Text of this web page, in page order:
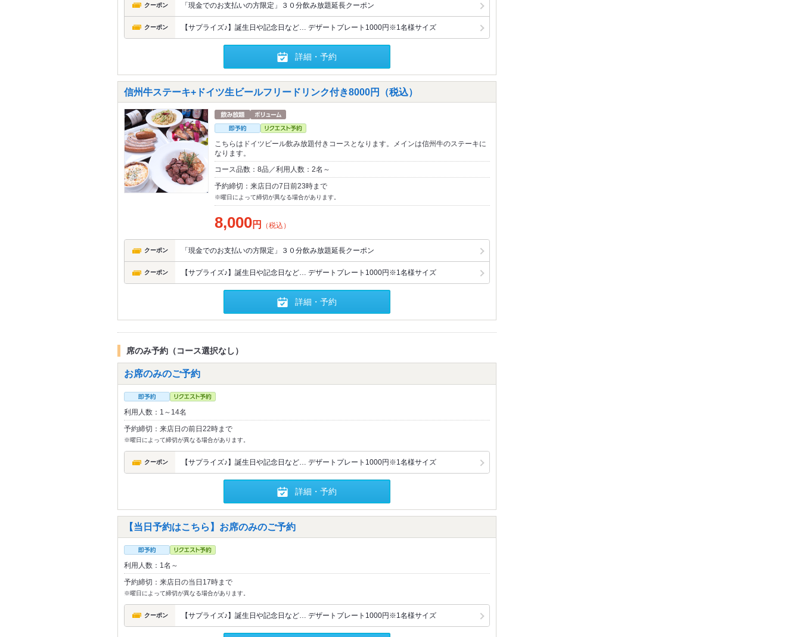
クーポン 「現金でのお支払いの方限定」３０分飲み放題延長クーポン
クーポン 【サプライズ♪】誕生日や記念日など… デザートプレート1000円※1名様サイズ
詳細・予約
信州牛ステーキ+ドイツ生ビールフリードリンク付き8000円（税込）
こちらはドイツビール飲み放題付きコースとなります。メインは信州牛のステーキに
なります。
コース品数：8品／利用人数：2名～
予約締切：来店日の7日前23時まで
※曜日によって締切が異なる場合があります。
8,000円 （税込）
クーポン 「現金でのお支払いの方限定」３０分飲み放題延長クーポン
クーポン 【サプライズ♪】誕生日や記念日など… デザートプレート1000円※1名様サイズ
詳細・予約
席のみ予約（コース選択なし）
お席のみのご予約
利用人数：1～14名
予約締切：来店日の前日22時まで
※曜日によって締切が異なる場合があります。
クーポン 【サプライズ♪】誕生日や記念日など… デザートプレート1000円※1名様サイズ
詳細・予約
【当日予約はこちら】お席のみのご予約
利用人数：1名～
予約締切：来店日の当日17時まで
※曜日によって締切が異なる場合があります。
クーポン 【サプライズ♪】誕生日や記念日など… デザートプレート1000円※1名様サイズ